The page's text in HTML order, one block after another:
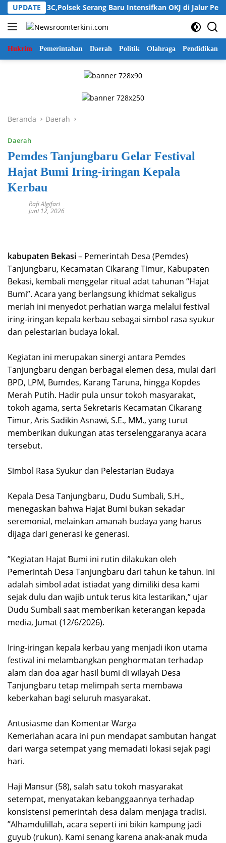
Langsung
ke
konten
UPDATE
3C,Polsek Serang Baru Intensifkan OKJ di Jalur
Hukrim Pemerintahan Daerah Politik Olahraga Pendidikan
Beranda Daerah
Daerah
Pemdes Tanjungbaru Gelar Festival
Hajat Bumi Iring-iringan Kepala
Kerbau
Rafi Algifari
Juni 12, 2026
‎kabupaten Bekasi– Pemerintah Desa (Pemdes)
Tanjungbaru, Kecamatan Cikarang Timur, Kabupaten
Bekasi, kembali menggelar ritual adat tahunan “Hajat
Bumi”. Acara yang berlangsung khidmat sekaligus
meriah ini menyedot perhatian warga melalui festival
iring-iringan kepala kerbau sebagai simbol rasa syukur
dan pelestarian budaya lokal.
‎Kegiatan ini merupakan sinergi antara Pemdes
Tanjungbaru dengan berbagai elemen desa, mulai dari
BPD, LPM, Bumdes, Karang Taruna, hingga Kopdes
Merah Putih. Hadir pula unsur tokoh masyarakat,
tokoh agama, serta Sekretaris Kecamatan Cikarang
Timur, Aris Sadikin Asnawi, S.E., MM., yang turut
memberikan dukungan atas terselenggaranya acara
tersebut.
‎Simbol Rasa Syukur dan Pelestarian Budaya
‎Kepala Desa Tanjungbaru, Dudu Sumbali, S.H.,
menegaskan bahwa Hajat Bumi bukan sekadar
seremonial, melainkan amanah budaya yang harus
dijaga dari generasi ke generasi.
‎”Kegiatan Hajat Bumi ini rutin dilakukan oleh
Pemerintah Desa Tanjungbaru dari tahun ke tahun. Ini
adalah simbol adat istiadat yang dimiliki desa kami
sejak dulu dan wajib untuk terus kita lestarikan,” ujar
Dudu Sumbali saat memberikan keterangan kepada
media, Jumat (12/6/2026).
‎Iring-iringan kepala kerbau yang menjadi ikon utama
festival ini melambangkan penghormatan terhadap
alam dan doa agar hasil bumi di wilayah Desa
Tanjungbaru tetap melimpah serta membawa
keberkahan bagi seluruh masyarakat.
‎Antusiasme dan Komentar Warga
‎Kemeriahan acara ini pun mendapat sambutan hangat
dari warga setempat yang memadati lokasi sejak pagi
hari.
‎Haji Mansur (58), salah satu tokoh masyarakat
setempat, menyatakan kebanggaannya terhadap
konsistensi pemerintah desa dalam menjaga tradisi.
‎”Alhamdulillah, acara seperti ini bikin kampung jadi
guyub (rukun). Kami senang karena anak-anak muda